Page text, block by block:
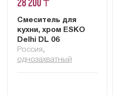
28 200 ₸
Смеситель для
кухни, хром ESKO
Delhi DL 06
Россия ,
однозахватный